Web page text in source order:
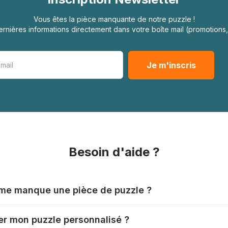
Vous êtes la pièce manquante de notre puzzle !
informations directement dans votre boîte mail
Besoin d'aide ?
manque une pièce de puzzle ?
qu'il vous manque une pièce. Chaque fabricant a sa
mon puzzle personnalisé ?